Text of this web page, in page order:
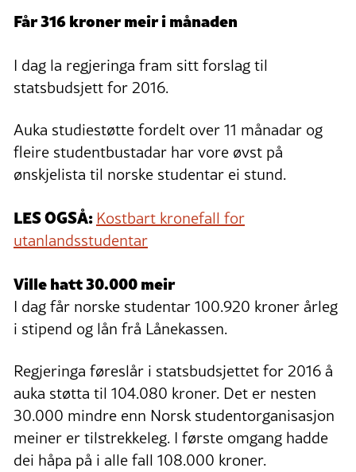
Får 316 kroner meir i månaden
I dag la regjeringa fram sitt forslag til
statsbudsjett for 2016.
Auka studiestøtte fordelt over 11 månadar og
fleire studentbustadar har vore øvst på
ønskjelista til norske studentar ei stund.
LES OGSÅ: Kostbart kronefall for
utanlandsstudentar
Ville hatt 30.000 meir
I dag får norske studentar 100.920 kroner årleg
i stipend og lån frå Lånekassen.
Regjeringa føreslår i statsbudsjettet for 2016 å
auka støtta til 104.080 kroner. Det er nesten
30.000 mindre enn Norsk studentorganisasjon
meiner er tilstrekkeleg. I første omgang hadde
dei håpa på i alle fall 108.000 kroner.